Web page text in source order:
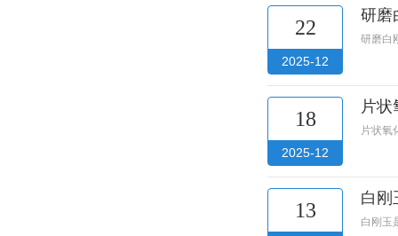
22
2025-12
研磨
研磨白
18
2025-12
片状
片状氧
13
白刚
白刚玉